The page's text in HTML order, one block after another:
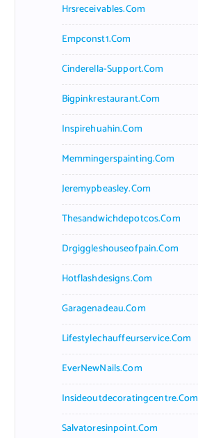
Hrsreceivables.com
Empconst1.com
Cinderella-Support.com
Bigpinkrestaurant.com
Inspirehuahin.com
Memmingerspainting.com
Jeremypbeasley.com
Thesandwichdepotcos.com
Drgiggleshouseofpain.com
Hotflashdesigns.com
Garagenadeau.com
Lifestylechauffeurservice.com
EverNewNails.com
Insideoutdecoratingcentre.com
Salvatoresinpoint.com